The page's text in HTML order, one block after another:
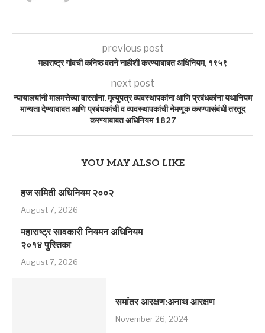
previous post
महाराष्ट्र गांवची कनिष्ठ वतने नाहीशी करण्याबाबत अधिनियम, १९५९
next post
न्यायालयांनी मालमत्तेच्या वारसांना, मृत्युपत्र व्यवस्थापकांना आणि प्रबंधकांना यथानियम
मान्यता देण्याबाबत आणि प्रबंधकांची व व्यवस्थापकांची नेमणूक करण्यासंबंधी तरतूद
करण्याबाबत अधिनियम 1827
YOU MAY ALSO LIKE
हज समिती अधिनियम २००२
August 7, 2026
महाराष्ट्र सावकारी नियमन अधिनियम
२०१४ पुस्तिका
August 7, 2026
समांतर आरक्षण:अनाथ आरक्षण
November 26, 2024